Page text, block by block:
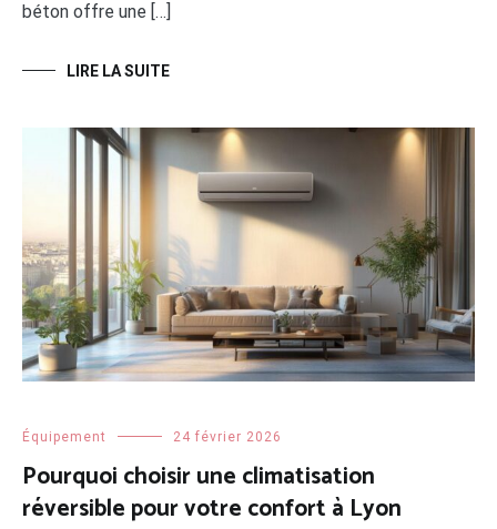
béton offre une […]
LIRE LA SUITE
Équipement 24 février 2026
Pourquoi choisir une climatisation
réversible pour votre confort à Lyon